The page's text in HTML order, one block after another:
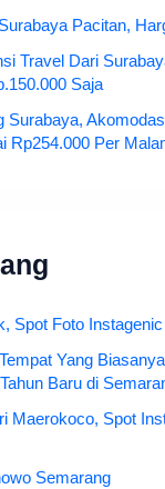
Pacitan,
Travel Dari
Saja
Surabaya,
Rp254.000 Per
Spot Foto
Yang
Baru di
Maerokoco, Spot
Semarang